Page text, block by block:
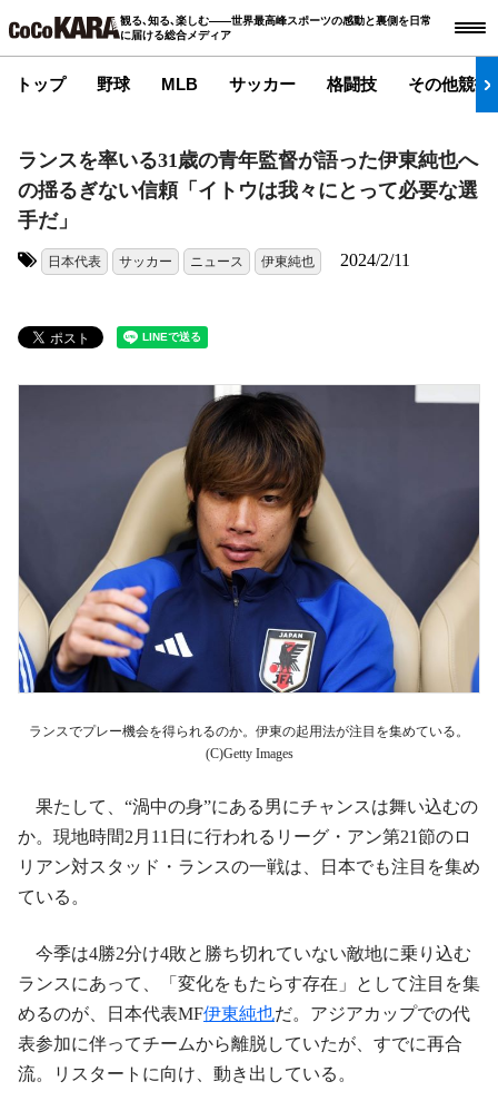
観る､知る､楽しむ――世界最高峰スポーツの感動と裏側を日常
に届ける総合メディア
トップ 野球 MLB サッカー 格闘技 その他競技
ランスを率いる31歳の青年監督が語った伊東純也へ
の揺るぎない信頼「イトウは我々にとって必要な選
手だ」
日本代表 サッカー ニュース 伊東純也 2024/2/11
ランスでプレー機会を得られるのか。伊東の起用法が注目を集めている。
(C)Getty Images
果たして、“渦中の身”にある男にチャンスは舞い込むの
か。現地時間2月11日に行われるリーグ・アン第21節のロ
リアン対スタッド・ランスの一戦は、日本でも注目を集め
ている。
今季は4勝2分け4敗と勝ち切れていない敵地に乗り込む
ランスにあって、「変化をもたらす存在」として注目を集
めるのが、日本代表MF伊東純也だ。アジアカップでの代
表参加に伴ってチームから離脱していたが、すでに再合
流。リスタートに向け、動き出している。